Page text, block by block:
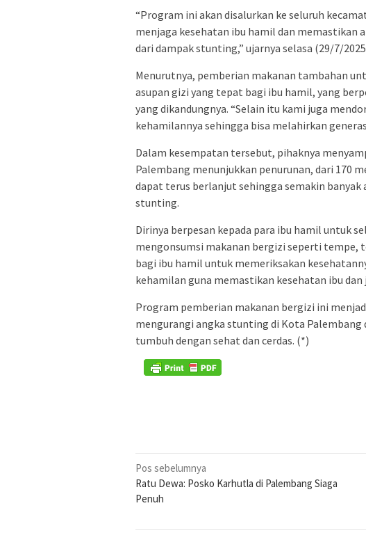
“Program ini akan disalurkan ke seluruh
menjaga kesehatan ibu hamil dan memastikan
dari dampak stunting,” ujarnya selasa (29/7/
Menurutnya, pemberian makanan tambahan
asupan gizi yang tepat bagi ibu hamil, yang
yang dikandungnya. “Selain itu kami juga
kehamilannya sehingga bisa melahirkan
Dalam kesempatan tersebut, pihaknya
Palembang menunjukkan penurunan, dari 170
dapat terus berlanjut sehingga semakin banyak
stunting.
Dirinya berpesan kepada para ibu hamil untuk
mengonsumsi makanan bergizi seperti tempe,
bagi ibu hamil untuk memeriksakan
kehamilan guna memastikan kesehatan ibu
Program pemberian makanan bergizi ini
mengurangi angka stunting di Kota
tumbuh dengan sehat dan cerdas. (*)
Navigasi
pos
Pos sebelumnya
Ratu Dewa: Posko Karhutla di Palembang Siaga
Penuh